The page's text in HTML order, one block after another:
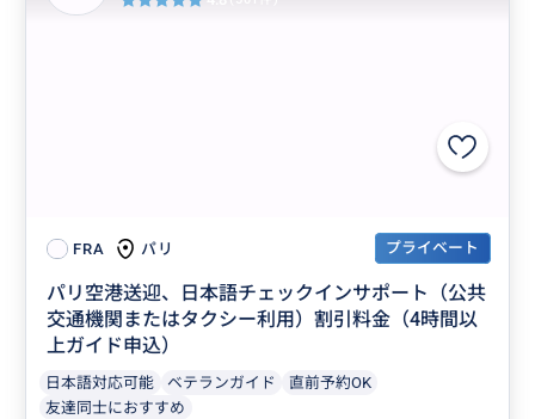
FRA パリ プライベート
パリ空港送迎、日本語チェックインサポート（公共
交通機関またはタクシー利用）割引料金（4時間以
上ガイド申込）
日本語対応可能 ベテランガイド
直前予約OK
友達同士におすすめ